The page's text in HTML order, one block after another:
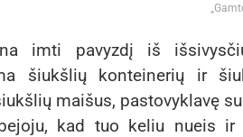
imti pavyzdį iš
šiukšlių konteinerių ir
maišus, pastovyklavę
kad tuo keliu nueis